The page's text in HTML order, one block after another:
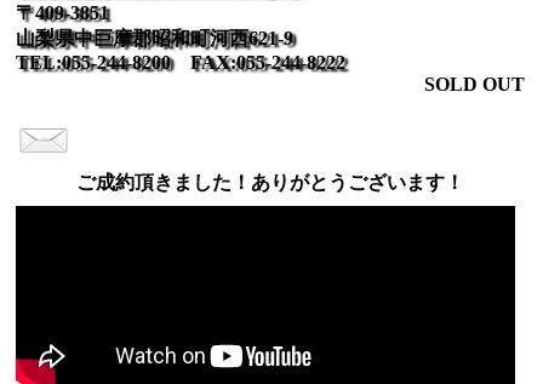
〒409-3851
山梨県中巨摩郡昭和町河西621-9
TEL:055-244-8200 FAX:055-244-8222
SOLD OUT
ご成約頂きました！ありがとうございます！